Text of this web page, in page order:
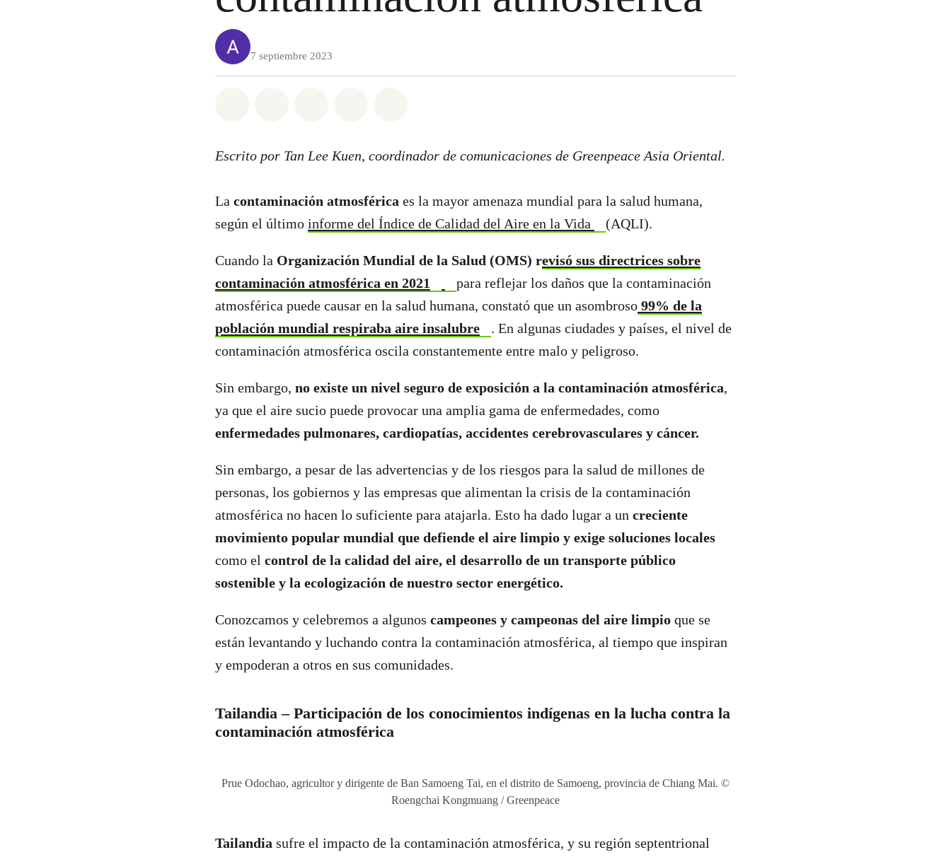
7 septiembre 2023
Escrito por Tan Lee Kuen, coordinador de comunicaciones de Greenpeace Asia Oriental.
La contaminación atmosférica es la mayor amenaza mundial para la salud humana,
según el último informe del Índice de Calidad del Aire en la Vida (AQLI).
Cuando la Organización Mundial de la Salud (OMS) revisó sus directrices sobre
contaminación atmosférica en 2021
para reflejar los daños que la contaminación
atmosférica puede causar en la salud humana, constató que un asombroso 99% de la
población mundial respiraba aire insalubre
. En algunas ciudades y países, el nivel de
contaminación atmosférica oscila constantemente entre malo y peligroso.
Sin embargo, no existe un nivel seguro de exposición a la contaminación atmosférica,
ya que el aire sucio puede provocar una amplia gama de enfermedades, como
enfermedades pulmonares, cardiopatías, accidentes cerebrovasculares y cáncer.
Sin embargo, a pesar de las advertencias y de los riesgos para la salud de millones de
personas, los gobiernos y las empresas que alimentan la crisis de la contaminación
atmosférica no hacen lo suficiente para atajarla. Esto ha dado lugar a un creciente
movimiento popular mundial que defiende el aire limpio y exige soluciones locales
como el control de la calidad del aire, el desarrollo de un transporte público
sostenible y la ecologización de nuestro sector energético.
Conozcamos y celebremos a algunos campeones y campeonas del aire limpio que se
están levantando y luchando contra la contaminación atmosférica, al tiempo que inspiran
y empoderan a otros en sus comunidades.
Tailandia – Participación de los conocimientos indígenas en la lucha contra la
contaminación atmosférica
Prue Odochao, agricultor y dirigente de Ban Samoeng Tai, en el distrito de Samoeng, provincia de Chiang Mai. ©
Roengchai Kongmuang / Greenpeace
Tailandia sufre el impacto de la contaminación atmosférica, y su región septentrional